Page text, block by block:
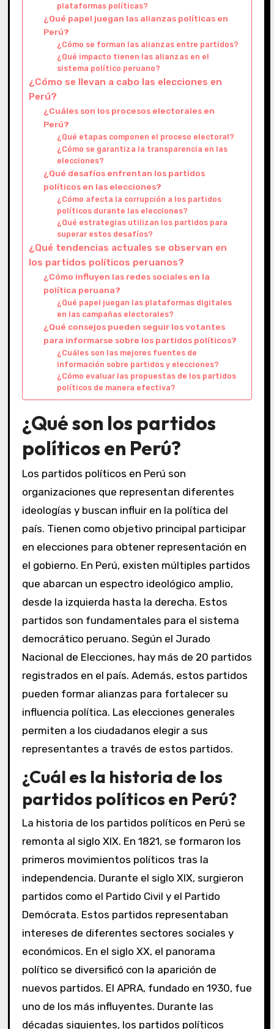
plataformas políticas?
¿Qué papel juegan las alianzas políticas en
Perú?
¿Cómo se forman las alianzas entre partidos?
¿Qué impacto tienen las alianzas en el
sistema político peruano?
¿Cómo se llevan a cabo las elecciones en
Perú?
¿Cuáles son los procesos electorales en
Perú?
¿Qué etapas componen el proceso electoral?
¿Cómo se garantiza la transparencia en las
elecciones?
¿Qué desafíos enfrentan los partidos
políticos en las elecciones?
¿Cómo afecta la corrupción a los partidos
políticos durante las elecciones?
¿Qué estrategias utilizan los partidos para
superar estos desafíos?
¿Qué tendencias actuales se observan en
los partidos políticos peruanos?
¿Cómo influyen las redes sociales en la
política peruana?
¿Qué papel juegan las plataformas digitales
en las campañas electorales?
¿Qué consejos pueden seguir los votantes
para informarse sobre los partidos políticos?
¿Cuáles son las mejores fuentes de
información sobre partidos y elecciones?
¿Cómo evaluar las propuestas de los partidos
políticos de manera efectiva?
¿Qué son los partidos
políticos en Perú?
Los partidos políticos en Perú son
organizaciones que representan diferentes
ideologías y buscan influir en la política del
país. Tienen como objetivo principal participar
en elecciones para obtener representación en
el gobierno. En Perú, existen múltiples partidos
que abarcan un espectro ideológico amplio,
desde la izquierda hasta la derecha. Estos
partidos son fundamentales para el sistema
democrático peruano. Según el Jurado
Nacional de Elecciones, hay más de 20 partidos
registrados en el país. Además, estos partidos
pueden formar alianzas para fortalecer su
influencia política. Las elecciones generales
permiten a los ciudadanos elegir a sus
representantes a través de estos partidos.
¿Cuál es la historia de los
partidos políticos en Perú?
La historia de los partidos políticos en Perú se
remonta al siglo XIX. En 1821, se formaron los
primeros movimientos políticos tras la
independencia. Durante el siglo XIX, surgieron
partidos como el Partido Civil y el Partido
Demócrata. Estos partidos representaban
intereses de diferentes sectores sociales y
económicos. En el siglo XX, el panorama
político se diversificó con la aparición de
nuevos partidos. El APRA, fundado en 1930, fue
uno de los más influyentes. Durante las
décadas siguientes, los partidos políticos